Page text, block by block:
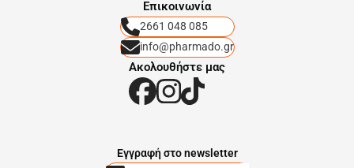
Eπικοινωνία
2661 048 085
info@pharmado.gr
Ακολουθήστε μας
Eγγραφή στο newsletter